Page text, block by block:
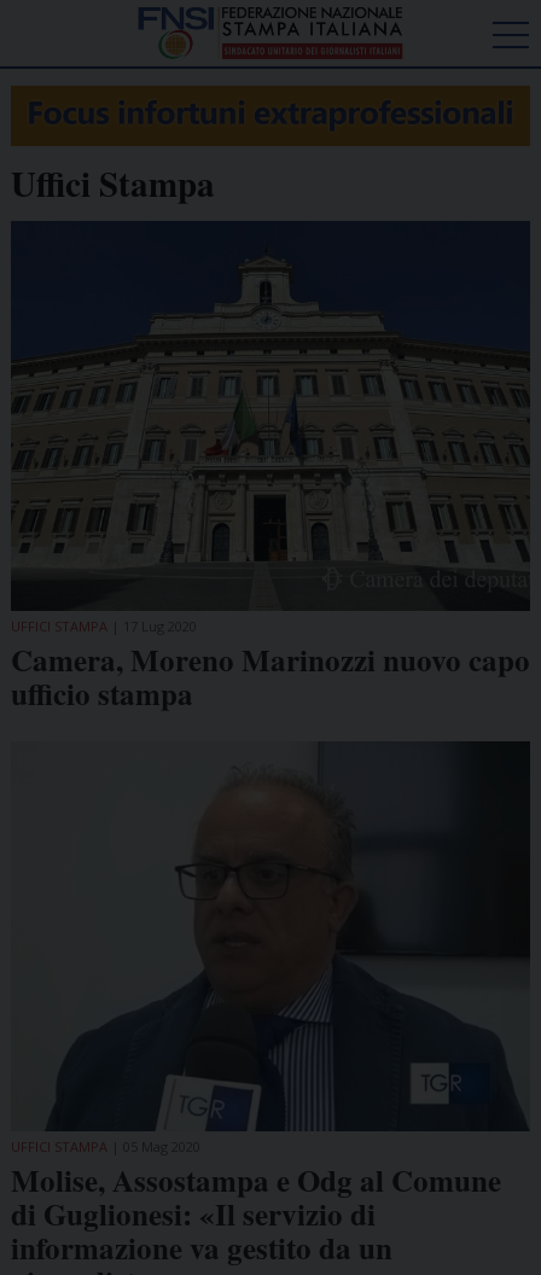
Uffici Stampa
UFFICI STAMPA
Camera, Moreno Marinozzi nuovo capo
ufficio stampa
UFFICI STAMPA
Molise, Assostampa e Odg al Comune
di Guglionesi: «Il servizio di
informazione va gestito da un